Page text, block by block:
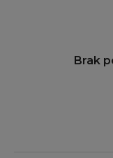
Brak